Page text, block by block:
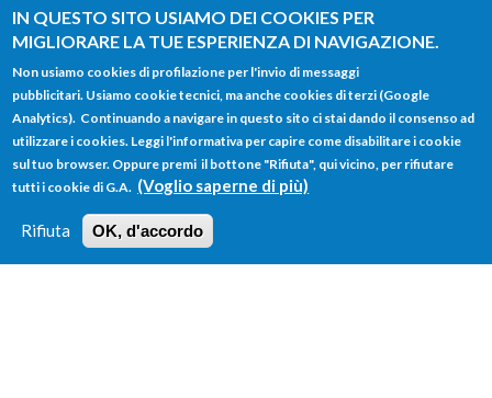
IN QUESTO SITO USIAMO DEI COOKIES PER
MIGLIORARE LA TUE ESPERIENZA DI NAVIGAZIONE.
Non usiamo cookies di profilazione per l'invio di messaggi
pubblicitari. Usiamo cookie tecnici, ma anche cookies di terzi (Google
Analytics). Continuando a navigare in questo sito ci stai dando il consenso ad
utilizzare i cookies. Leggi l'informativa per capire come disabilitare i cookie
sul tuo browser. Oppure premi il bottone "Rifiuta", qui vicino, per rifiutare
tutti i cookie di G.A. (Voglio saperne di più)
Rifiuta OK, d'accordo
Salta al contenuto principale
FORM
DI
RICERCA
Main menu
HOME TUTTI I PROFILI
LOGIN